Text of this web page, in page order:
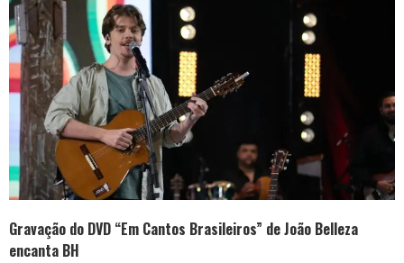
Yan traz a turnê nacional do PagodYANdo para Belo Horizonte
Gravação do DVD “Em Cantos Brasileiros” de João Belleza
encanta BH